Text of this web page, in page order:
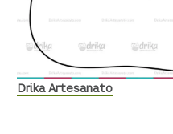
Drika Artesanato